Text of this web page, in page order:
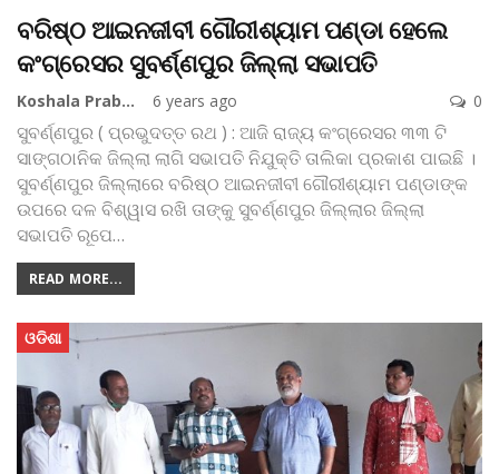
ବରିଷ୍ଠ ଆଇନଜୀବୀ ଗୌରୀଶ୍ୟାମ ପଣ୍ଡା ହେଲେ
କଂଗ୍ରେସର ସୁବର୍ଣ୍ଣପୁର ଜିଲ୍ଲା ସଭାପତି
Koshala Prabaha 6 years ago 0
ସୁବର୍ଣ୍ଣପୁର ( ପ୍ରଭୁଦତ୍ତ ରଥ ) : ଆଜି ରାଜ୍ୟ କଂଗ୍ରେସର ୩୩ ଟି
ସାଙ୍ଗଠାନିକ ଜିଲ୍ଲା ଲାଗି ସଭାପତି ନିଯୁକ୍ତି ତାଲିକା ପ୍ରକାଶ ପାଇଛି ।
ସୁବର୍ଣ୍ଣପୁର ଜିଲ୍ଲାରେ ବରିଷ୍ଠ ଆଇନଜୀବୀ ଗୌରୀଶ୍ୟାମ ପଣ୍ଡାଙ୍କ
ଉପରେ ଦଳ ବିଶ୍ୱାସ ରଖି ତାଙ୍କୁ ସୁବର୍ଣ୍ଣପୁର ଜିଲ୍ଲାର ଜିଲ୍ଲା
ସଭାପତି ରୂପେ…
READ MORE...
ଓଡିଶା